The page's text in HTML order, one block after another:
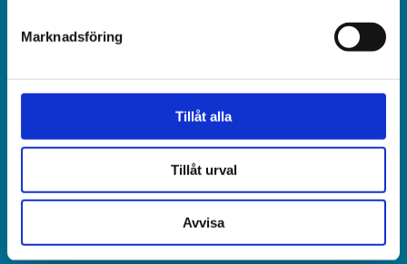
Marknadsföring
Tillåt alla
Tillåt urval
Avvisa
Redaktionen:
Världen idag, Box 6015
Om Världen idag